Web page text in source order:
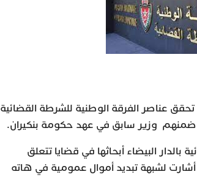
عناصر الفرقة الوطنية للشرطة القضائية
ضمنهم وزير سابق في عهد حكومة بنكيران.
البيضاء أبحاثها في قضايا تتعلق
لشبهة تبديد أموال عمومية في هاته